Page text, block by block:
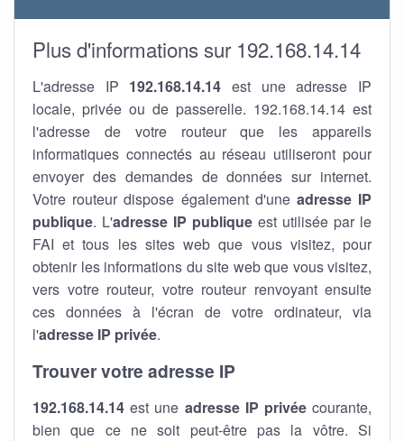
Plus d'informations sur 192.168.14.14
L'adresse IP 192.168.14.14 est une adresse IP
locale, privée ou de passerelle. 192.168.14.14 est
l'adresse de votre routeur que les appareils
informatiques connectés au réseau utiliseront pour
envoyer des demandes de données sur internet.
Votre routeur dispose également d'une adresse IP
publique. L'adresse IP publique est utilisée par le
FAI et tous les sites web que vous visitez, pour
obtenir les informations du site web que vous visitez,
vers votre routeur, votre routeur renvoyant ensuite
ces données à l'écran de votre ordinateur, via
l'adresse IP privée.
Trouver votre adresse IP
192.168.14.14 est une adresse IP privéecourante,
bien que ce ne soit peut-être pas la vôtre. Si